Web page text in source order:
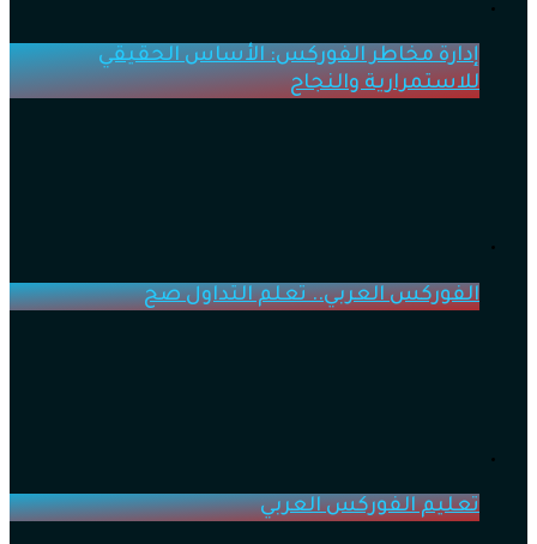
إدارة مخاطر الفوركس: الأساس الحقيقي
للاستمرارية والنجاح
الفوركس العربي.. تعلم التداول صح
تعليم الفوركس العربي